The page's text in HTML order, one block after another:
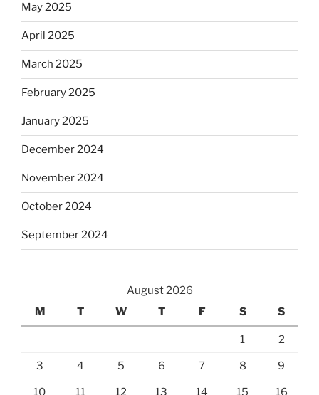
May 2025
April 2025
March 2025
February 2025
January 2025
December 2024
November 2024
October 2024
September 2024
August 2026
M
T W T F S S
1 2
3 4 5 6 7 8 9
10 11 12 13 14 15 16